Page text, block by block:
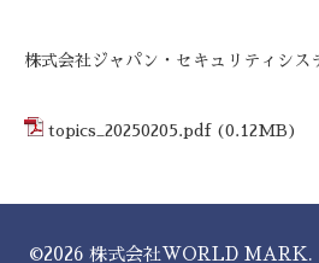
株式会社ジャパン・セキュリティシス
topics_20250205.pdf (0.12MB)
©2026 株式会社WORLD MARK .